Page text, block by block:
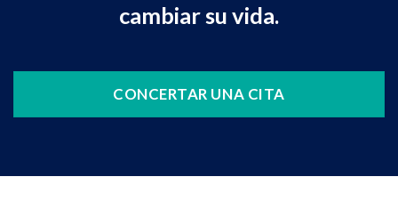
cambiar su vida.
CONCERTAR UNA CITA